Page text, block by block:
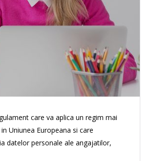
care va aplica un regim mai
Uniunea Europeana si care
datelor personale ale angajatilor,